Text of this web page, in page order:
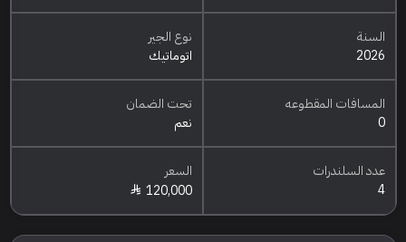
السنة
2026
نوع الجير
اتوماتيك
المسافات المقطوعه
0
تحت الضمان
نعم
عدد السلندرات
4
السعر
120,000